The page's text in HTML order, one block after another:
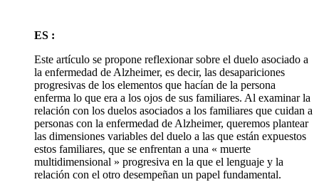
ES :
Este artículo se propone reflexionar sobre el duelo asociado a
la enfermedad de Alzheimer, es decir, las desapariciones
progresivas de los elementos que hacían de la persona
enferma lo que era a los ojos de sus familiares. Al examinar la
relación con los duelos asociados a los familiares que cuidan a
personas con la enfermedad de Alzheimer, queremos plantear
las dimensiones variables del duelo a las que están expuestos
estos familiares, que se enfrentan a una « muerte
multidimensional » progresiva en la que el lenguaje y la
relación con el otro desempeñan un papel fundamental.